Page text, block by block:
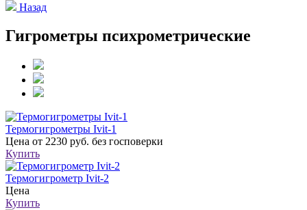
Назад
Гигрометры психрометрические
Термогигрометры Ivit-1
Цена от 2230 руб. без госповерки
Купить
Термогигрометр Ivit-2
Цена
Купить